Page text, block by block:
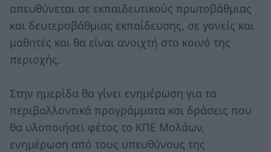
απευθύνεται σε εκπαιδευτικούς πρωτοβάθμιας
και δευτεροβάθμιας εκπαίδευσης, σε γονείς και
μαθητές και θα είναι ανοιχτή στο κοινό της
περιοχής.
Στην ημερίδα θα γίνει ενημέρωση για τα
περιβαλλοντικά προγράμματα και δράσεις που
θα υλοποιήσει φέτος το ΚΠΕ Μολάων,
ενημέρωση από τους υπευθύνους της